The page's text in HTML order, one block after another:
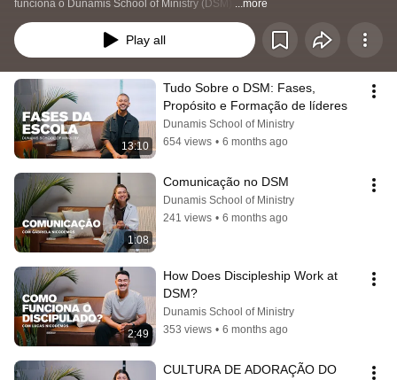
funciona o Dunamis School of Ministry (DSM). ...more
Play all
13:10
Tudo Sobre o DSM: Fases,
Propósito e Formação de líderes
Dunamis School of Ministry
654 views • 6 months ago
1:08
Comunicação no DSM
Dunamis School of Ministry
241 views • 6 months ago
2:49
How Does Discipleship Work at
DSM?
Dunamis School of Ministry
353 views • 6 months ago
CULTURA DE ADORAÇÃO DO